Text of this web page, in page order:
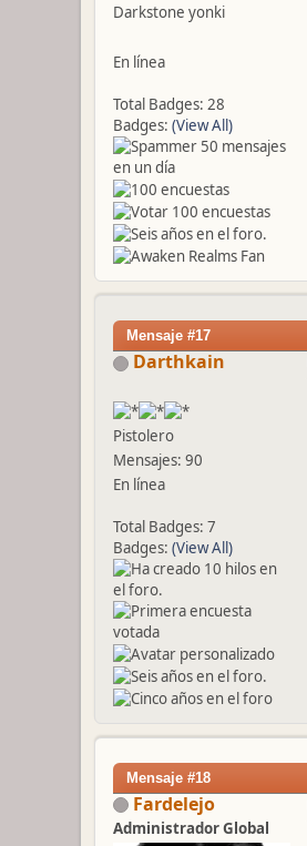
Darkstone yonki
En línea
Total Badges: 28
Badges: (View All)
Mensaje #17
Darthkain
Pistolero
Mensajes: 90
En línea
Total Badges: 7
Badges: (View All)
Mensaje #18
Fardelejo
Administrador Global